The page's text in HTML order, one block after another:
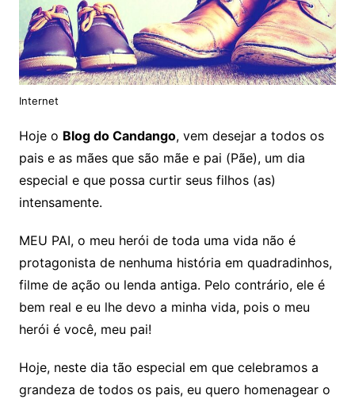
Internet
Hoje o Blog do Candango, vem desejar a todos os
pais e as mães que são mãe e pai (Pãe), um dia
especial e que possa curtir seus filhos (as)
intensamente.
MEU PAI, o meu herói de toda uma vida não é
protagonista de nenhuma história em quadradinhos,
filme de ação ou lenda antiga. Pelo contrário, ele é
bem real e eu lhe devo a minha vida, pois o meu
herói é você, meu pai!
Hoje, neste dia tão especial em que celebramos a
grandeza de todos os pais, eu quero homenagear o